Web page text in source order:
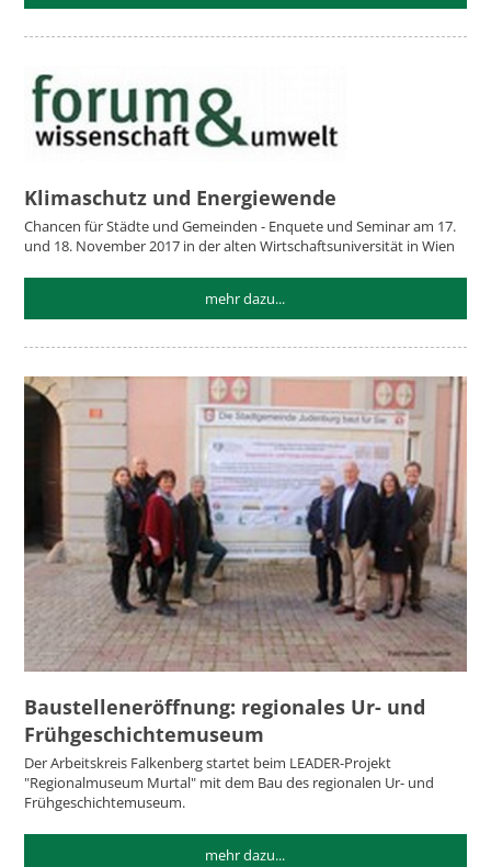
Klimaschutz und Energiewende
Chancen für Städte und Gemeinden - Enquete und Seminar am 17.
und 18. November 2017 in der alten Wirtschaftsuniversität in Wien
mehr dazu...
Baustelleneröffnung: regionales Ur- und
Frühgeschichtemuseum
Der Arbeitskreis Falkenberg startet beim LEADER-Projekt
"Regionalmuseum Murtal" mit dem Bau des regionalen Ur- und
Frühgeschichtemuseum.
mehr dazu...